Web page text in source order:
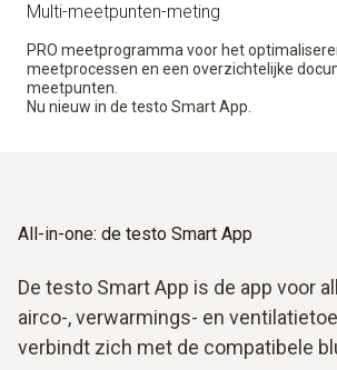
Multi-meetpunten-meting
PRO meetprogramma voor het
meetprocessen en een overzichtelijke
meetpunten.
Nu nieuw in de testo Smart App.
All-in-one: de testo Smart App
De testo Smart App is de app voor
airco-, verwarmings- en
verbindt zich met de compatibele